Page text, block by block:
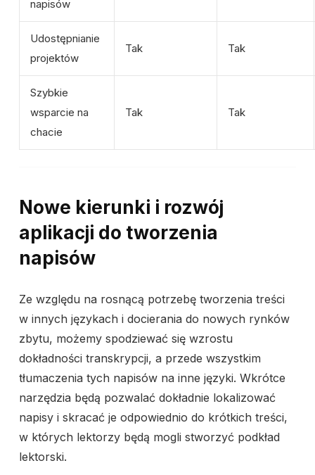
napisów
Udostępnianie
projektów
Tak Tak
Szybkie
wsparcie na
chacie
Tak Tak
Nowe kierunki i rozwój
aplikacji do tworzenia
napisów
Ze względu na rosnącą potrzebę tworzenia treści
w innych językach i docierania do nowych rynków
zbytu, możemy spodziewać się wzrostu
dokładności transkrypcji, a przede wszystkim
tłumaczenia tych napisów na inne języki. Wkrótce
narzędzia będą pozwalać dokładnie lokalizować
napisy i skracać je odpowiednio do krótkich treści,
w których lektorzy będą mogli stworzyć podkład
lektorski.